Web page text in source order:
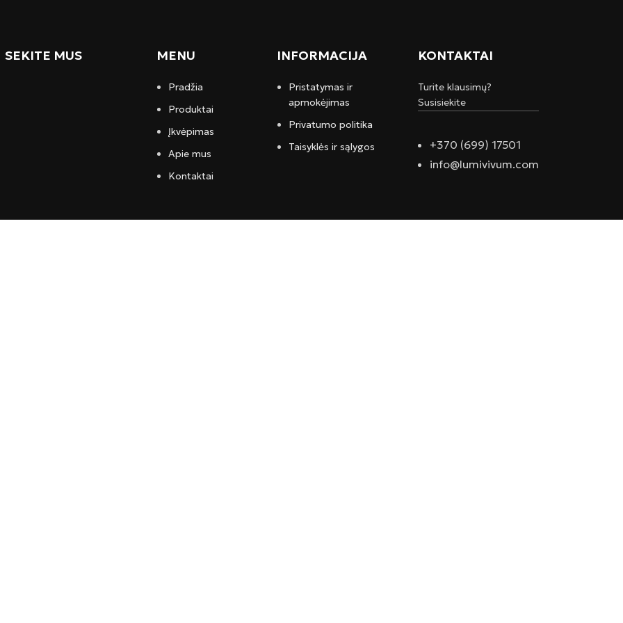
SEKITE MUS MENU
Pradžia
Produktai
Įkvėpimas
Apie mus
Kontaktai
INFORMACIJA
Pristatymas ir
apmokėjimas
Privatumo politika
Taisyklės ir sąlygos
KONTAKTAI
Turite klausimų?
Susisiekite
+370 (699) 17501
info@lumivivum.com